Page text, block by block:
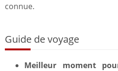
connue.
Guide de voyage
Meilleur moment